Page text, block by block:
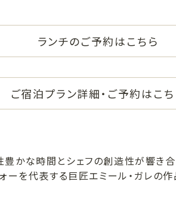
ランチのご予約はこちら
ご宿泊プラン詳細・ご予約はこち
かな時間とシェフの創造性が響き
ーを代表する巨匠エミール・ガレ